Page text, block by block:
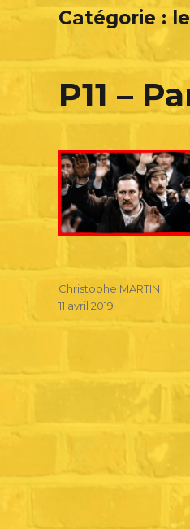
Catégorie :
P11 –
Christophe MARTIN
11 avril 2019